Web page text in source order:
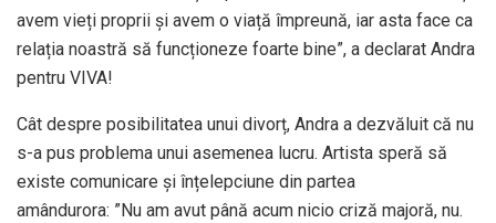
avem vieți proprii și avem o viață împreună, iar asta face ca
relația noastră să funcționeze foarte bine”, a declarat Andra
pentru VIVA!
Cât despre posibilitatea unui divorț, Andra a dezvăluit că nu
s-a pus problema unui asemenea lucru. Artista speră să
existe comunicare și înțelepciune din partea
amândurora: ”Nu am avut până acum nicio criză majoră, nu.